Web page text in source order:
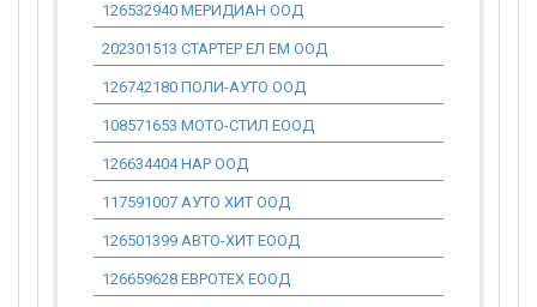
126532940 МЕРИДИАН ООД
202301513 СТАРТЕР ЕЛ ЕМ ООД
126742180 ПОЛИ-АУТО ООД
108571653 МОТО-СТИЛ ЕООД
126634404 НАР ООД
117591007 АУТО ХИТ ООД
126501399 АВТО-ХИТ ЕООД
126659628 ЕВРОТЕХ ЕООД